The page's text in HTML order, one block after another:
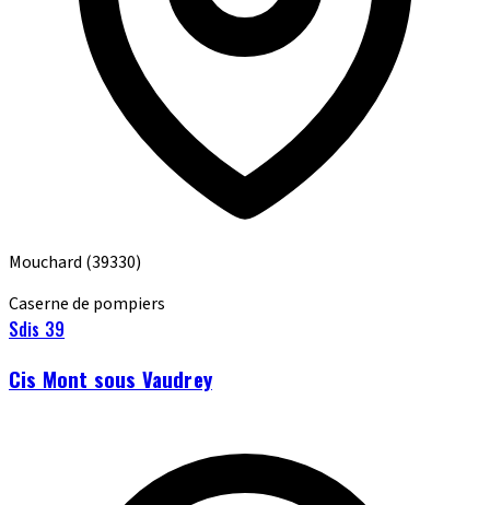
Mouchard (39330)
Caserne de pompiers
Sdis 39
Cis Mont sous Vaudrey